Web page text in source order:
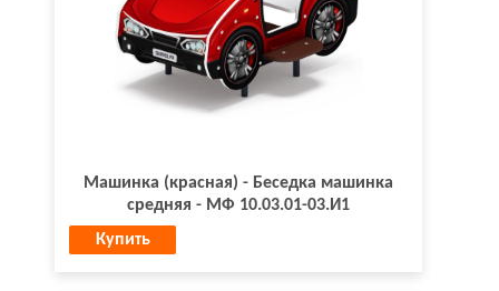
Машинка (красная) - Беседка машинка
средняя - МФ 10.03.01-03.И1
Купить